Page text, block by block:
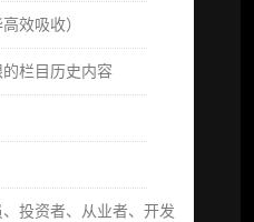
效吸收）
栏目历史内容
投资者、从业者、开发
开通
服务会员
制研究支持